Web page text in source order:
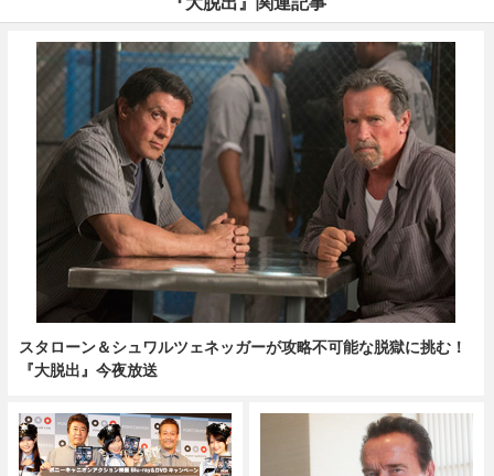
スタローン＆シュワルツェネッガーが攻略不可能な脱獄に挑む！
『大脱出』今夜放送